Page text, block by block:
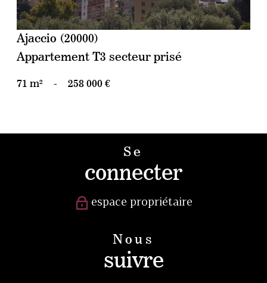
Ajaccio (20000)
Appartement T3 secteur prisé
71 m² - 258 000 €
Se
connecter
espace propriétaire
Nous
suivre